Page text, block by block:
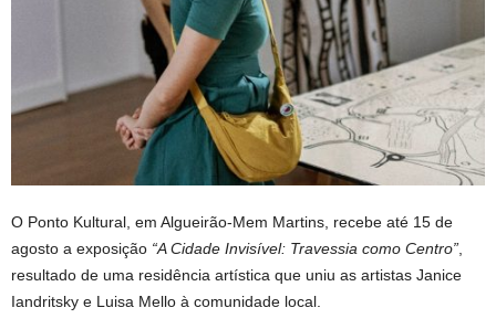
O Ponto Kultural, em Algueirão-Mem Martins, recebe até 15 de
agosto a exposição “A Cidade Invisível: Travessia como Centro”
resultado de uma residência artística que uniu as artistas Janice
Iandritsky e Luisa Mello à comunidade local.